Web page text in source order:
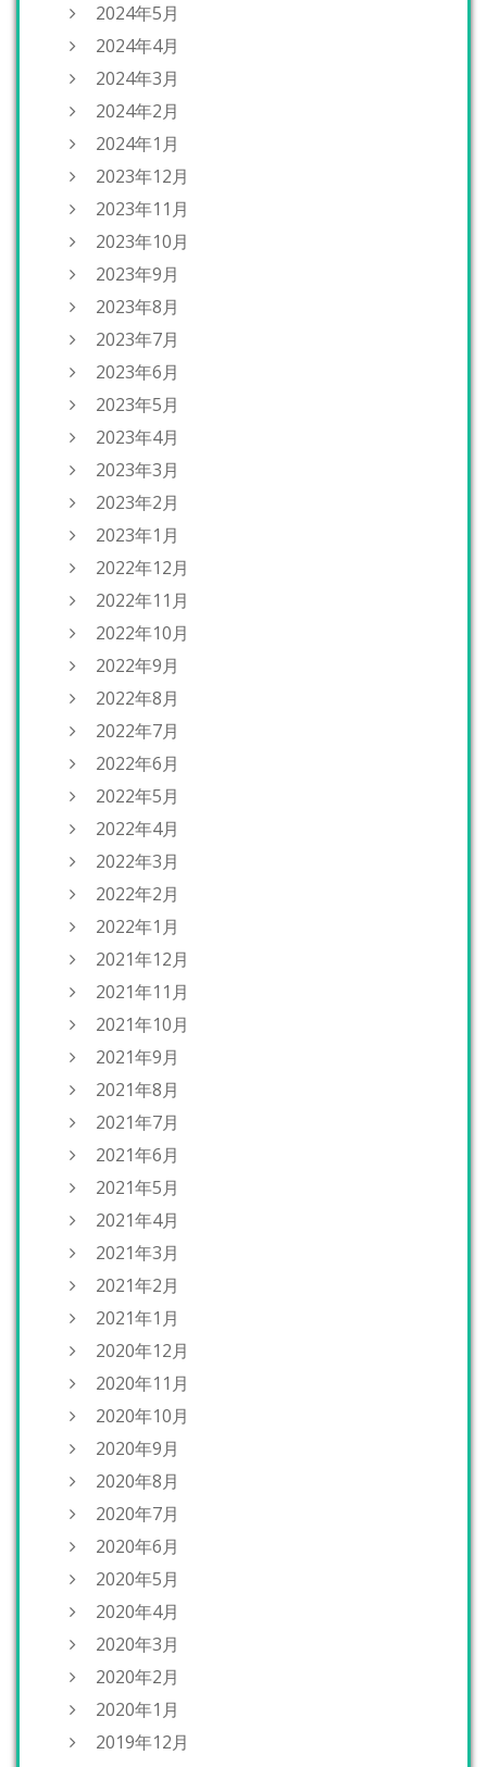
2024年5月
2024年4月
2024年3月
2024年2月
2024年1月
2023年12月
2023年11月
2023年10月
2023年9月
2023年8月
2023年7月
2023年6月
2023年5月
2023年4月
2023年3月
2023年2月
2023年1月
2022年12月
2022年11月
2022年10月
2022年9月
2022年8月
2022年7月
2022年6月
2022年5月
2022年4月
2022年3月
2022年2月
2022年1月
2021年12月
2021年11月
2021年10月
2021年9月
2021年8月
2021年7月
2021年6月
2021年5月
2021年4月
2021年3月
2021年2月
2021年1月
2020年12月
2020年11月
2020年10月
2020年9月
2020年8月
2020年7月
2020年6月
2020年5月
2020年4月
2020年3月
2020年2月
2020年1月
2019年12月